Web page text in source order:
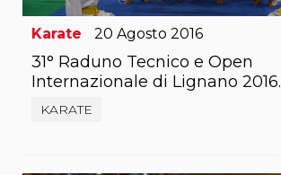
Karate 20 Agosto 2016
31° Raduno Tecnico e Open
Internazionale di Lignano 2016.
KARATE